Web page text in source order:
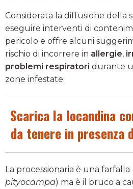
Considerata la diffusione della
eseguire interventi di
pericolo e offre alcuni
rischio di incorrere in allergie,
problemi respiratori durante
zone infestate.
Scarica la locandina
da tenere in presenza
La processionaria è una farfalla
pityocampa) ma è il bruco a